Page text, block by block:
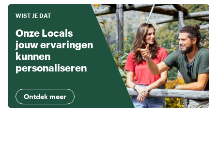
WIST JE DAT
Onze Locals
jouw ervaringen
kunnen
personaliseren
Ontdek meer